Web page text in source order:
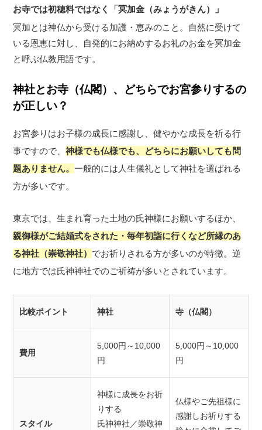
お寺では初穂料ではなく「冥加金（みょうがきん）」
冥加とは神仏から受ける加護・恵みのこと。自然に受けて
いる恩恵に対し、自発的にお納めするお礼のお金を冥加金
と呼ぶ仏教用語です。
神社とお寺（仏閣）、どちらでお宮参りするの
が正しい？
お宮参りはお子様の成長に感謝し、健やかな成長を祈る行
事ですので、神様でも仏様でも、どちらにお願いしても問
題ありません。一般的には人生儀礼として神社を選ばれる
方が多いです。
東京では、生まれ育った土地の氏神様にお願いするほか、
親御様がご結婚式をされた・毎年初詣に行くなど所縁のあ
る神社（崇敬神社） でお祈りされる方が多いのが特徴。逆
に地方では氏神神社でのご祈祷が多いとされています。
比較ポイント 神社 寺（仏閣）
費用
5,000円～10,000
円
5,000円～10,000
円
スタイル
神様に成長をお祈
りする
氏神神社／崇敬神
仏様やご先祖様に
感謝しお祈りする